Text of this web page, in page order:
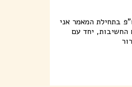
המשרד לבט"פ בתחילת המאמר אני
החשיבות, יחד עם